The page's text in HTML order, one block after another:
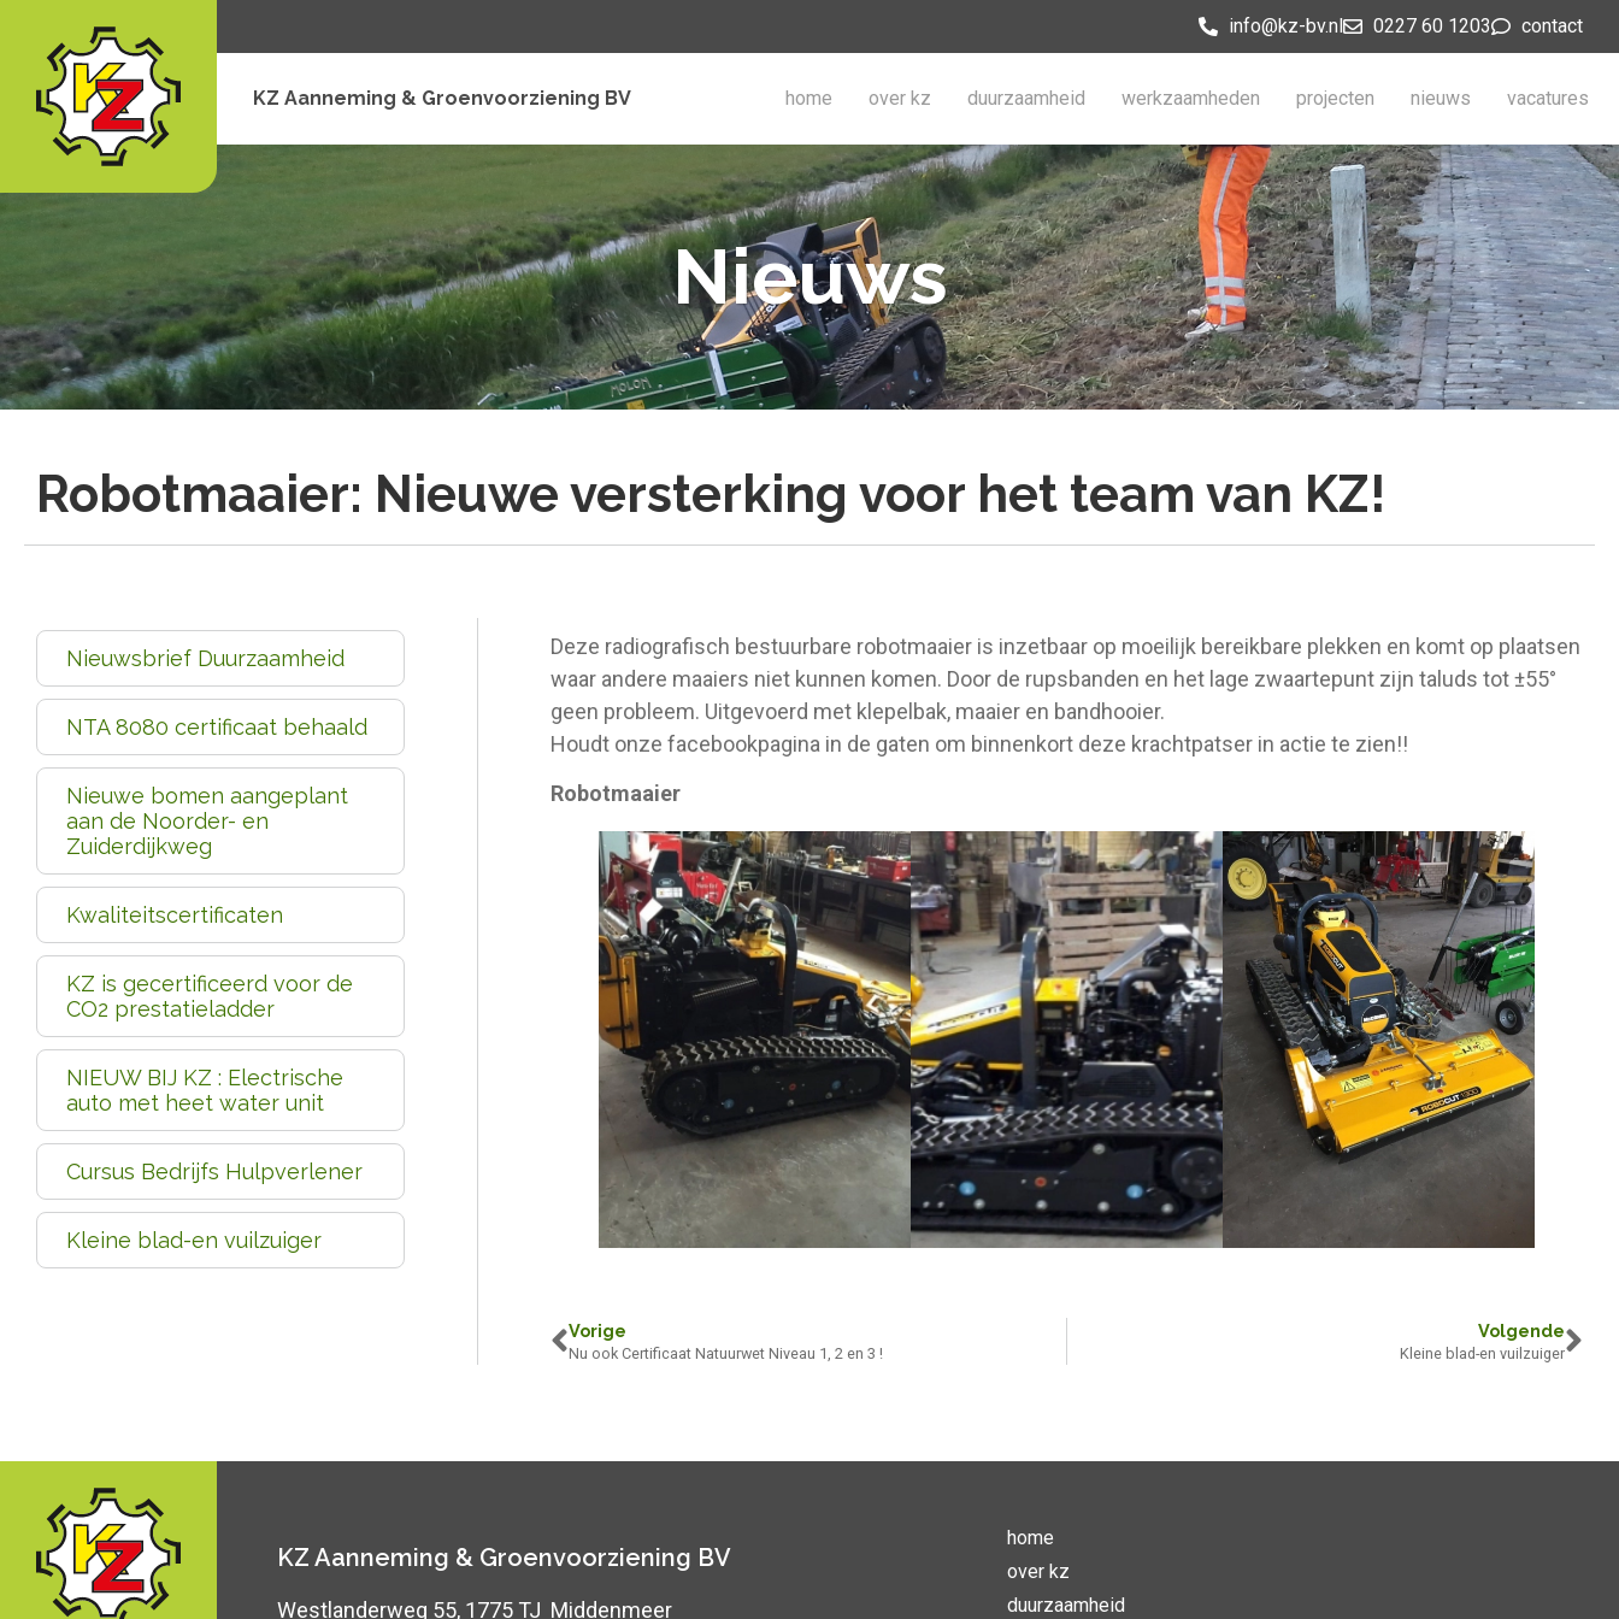
KZ Aanneming & Groenvoorziening BV
info@kz-bv.nl 0227 60 1203 contact
home over kz duurzaamheid werkzaamheden projecten nieuws vacatures
Nieuws
Robotmaaier: Nieuwe versterking voor het team van KZ!
Nieuwsbrief Duurzaamheid
NTA 8080 certificaat behaald
Nieuwe bomen aangeplant
aan de Noorder- en
Zuiderdijkweg
Kwaliteitscertificaten
KZ is gecertificeerd voor de
CO2 prestatieladder
NIEUW BIJ KZ : Electrische
auto met heet water unit
Cursus Bedrijfs Hulpverlener
Kleine blad-en vuilzuiger
Deze radiografisch bestuurbare robotmaaier is inzetbaar op moeilijk bereikbare plekken en komt op plaatsen
waar andere maaiers niet kunnen komen. Door de rupsbanden en het lage zwaartepunt zijn taluds tot ±55°
geen probleem. Uitgevoerd met klepelbak, maaier en bandhooier.
Houdt onze facebookpagina in de gaten om binnenkort deze krachtpatser in actie te zien!!
Robotmaaier
Vorige
Nu ook Certificaat Natuurwet Niveau 1, 2 en 3 !
Volgende
Kleine blad-en vuilzuiger
KZ Aanneming & Groenvoorziening BV
Westlanderweg 55, 1775 TJ Middenmeer
home
over kz
duurzaamheid